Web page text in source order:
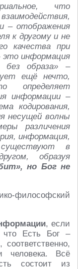
что
– отображения
к другому и не
качества при
это информация
без образа» –
ещё нечто,
определяет
информации –
кодирования,
несущей волны
различения
информация,
в
образуя
но Бог не
философский
, если
что Есть Бог –
Всё
состоит из